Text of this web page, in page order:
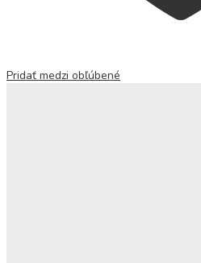
Pridať medzi obľúbené